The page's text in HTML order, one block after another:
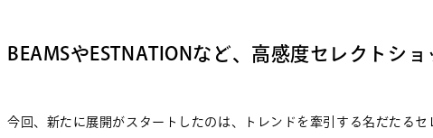
BEAMSやESTNATIONなど、高感度セレクトシ
今回、新たに展開がスタートしたのは、トレンドを牽引する名だたる